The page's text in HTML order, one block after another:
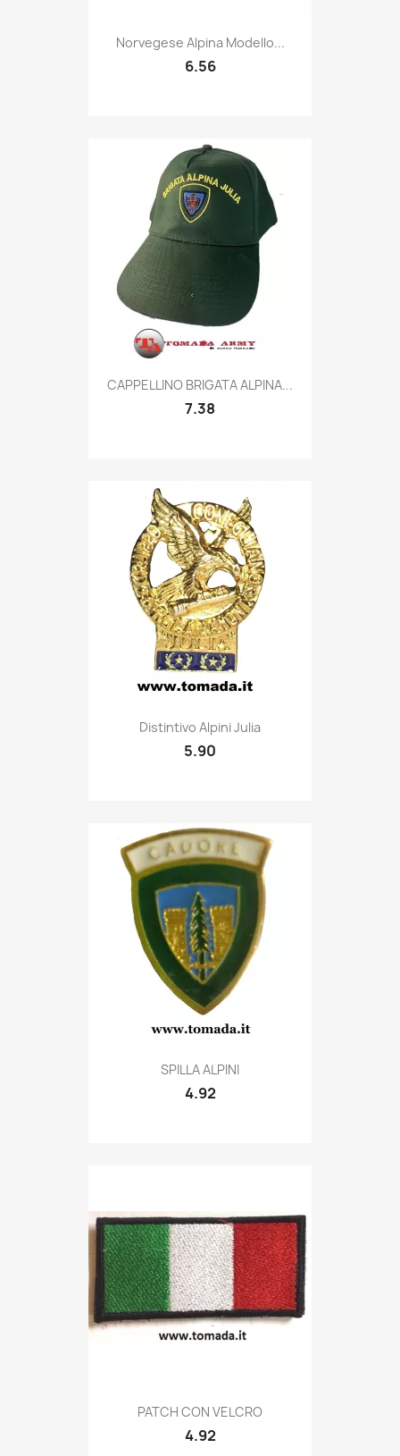
Quick view
Norvegese Alpina Modello...
6.56
Quick view
CAPPELLINO BRIGATA ALPINA...
7.38
Quick view
Distintivo Alpini Julia
5.90
Quick view
SPILLA ALPINI
4.92
Quick view
PATCH CON VELCRO
4.92